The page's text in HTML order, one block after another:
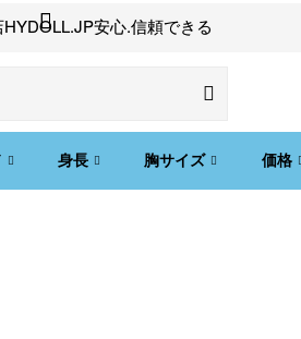
安心.信頼できる
身長 胸サイズ 価格